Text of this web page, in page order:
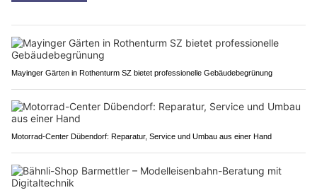
Mayinger Gärten in Rothenturm SZ bietet professionelle Gebäudebegrünung
Motorrad-Center Dübendorf: Reparatur, Service und Umbau aus einer Hand